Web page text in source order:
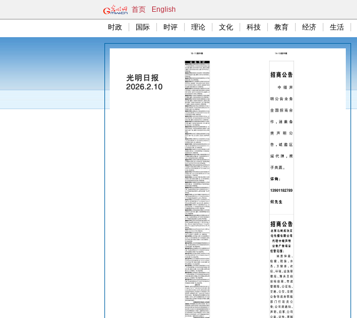
首页 English
时政 国际 时评 理论 文化 科技 教育 经济 生活